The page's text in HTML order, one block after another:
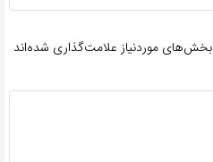
بخش‌های موردنیاز علامت‌گذاری شده‌اند